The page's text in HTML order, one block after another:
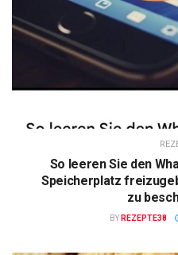
So leeren Sie den
Speicherplatz
zu
BY REZEPTE38